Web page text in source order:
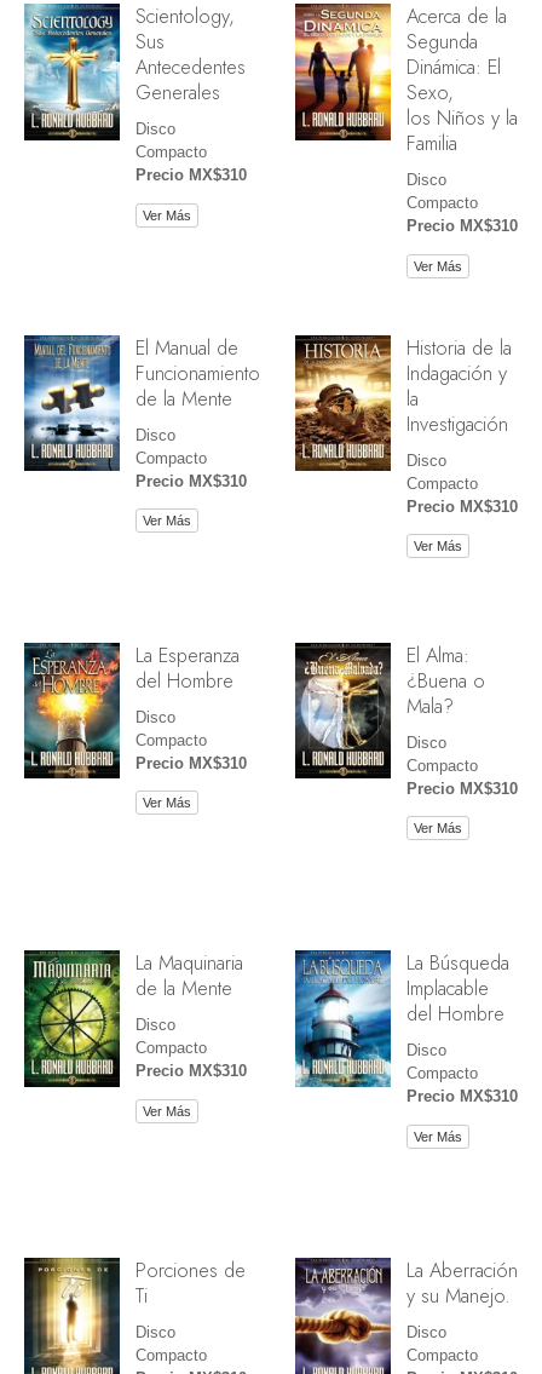
Scientology,
Sus
Antecedentes
Generales
Disco
Compacto
Precio MX$310
Ver Más
Acerca de la
Segunda
Dinámica: El
Sexo,
los Niños y la
Familia
Disco
Compacto
Precio MX$310
Ver Más
El Manual de
Funcionamiento
de la Mente
Disco
Compacto
Precio MX$310
Ver Más
Historia de la
Indagación y
la
Investigación
Disco
Compacto
Precio MX$310
Ver Más
La Esperanza
del Hombre
Disco
Compacto
Precio MX$310
Ver Más
El Alma:
¿Buena o
Mala?
Disco
Compacto
Precio MX$310
Ver Más
La Maquinaria
de la Mente
Disco
Compacto
Precio MX$310
Ver Más
La Búsqueda
Implacable
del Hombre
Disco
Compacto
Precio MX$310
Ver Más
Porciones de
Ti
Disco
Compacto
La Aberración
y su Manejo.
Disco
Compacto